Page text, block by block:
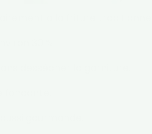
à la friture
30 %.
dessécher la garniture.
gourmande.